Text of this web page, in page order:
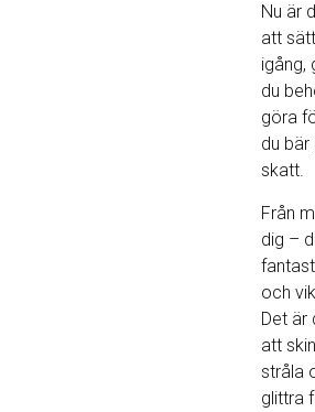
Nu är
att
igång,
du
göra
du bär
skatt.
Från
dig –
och
Det är
att
stråla
glittra